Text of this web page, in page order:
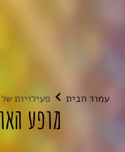
עמוד הבית פעילויות
מופע